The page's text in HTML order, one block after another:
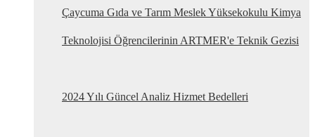
Çaycuma Gıda ve Tarım Meslek Yüksekokulu Kimya
Teknolojisi Öğrencilerinin ARTMER'e Teknik Gezisi
2024 Yılı Güncel Analiz Hizmet Bedelleri